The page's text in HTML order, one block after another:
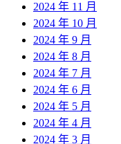
2024 年 11 月
2024 年 10 月
2024 年 9 月
2024 年 8 月
2024 年 7 月
2024 年 6 月
2024 年 5 月
2024 年 4 月
2024 年 3 月